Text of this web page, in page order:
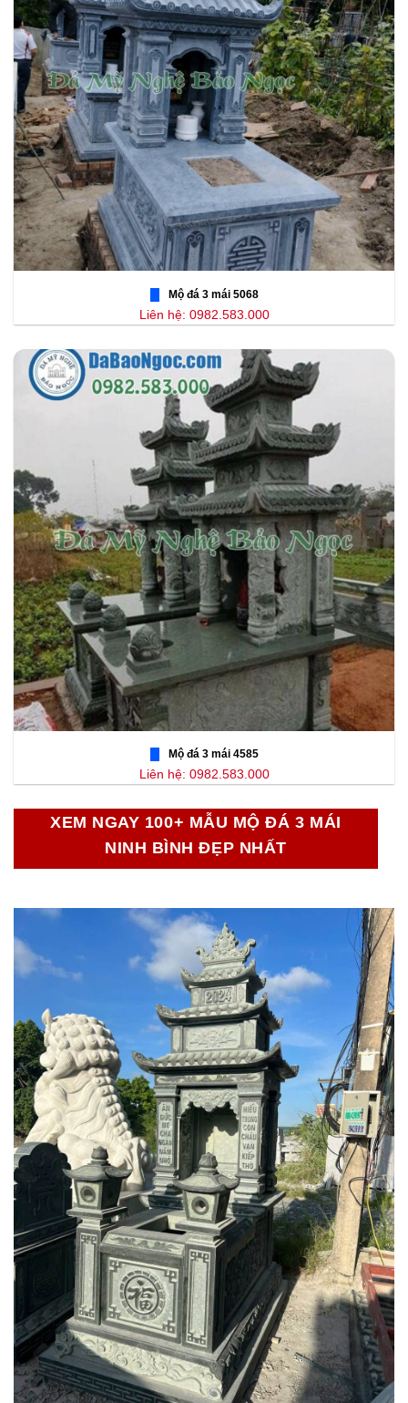
Mộ đá 3 mái 5068
Liên hệ: 0982.583.000
Mộ đá 3 mái 4585
Liên hệ: 0982.583.000
XEM NGAY 100+ MẪU MỘ ĐÁ 3 MÁI
NINH BÌNH ĐẸP NHẤT